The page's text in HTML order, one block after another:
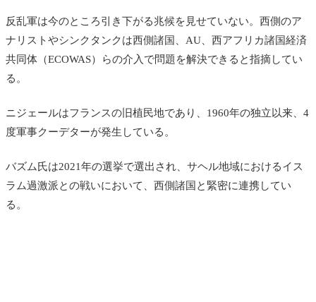
反乱軍は今のところ引き下がる兆候を見せていない。西側のア
ナリストやシンクタンクは西側諸国、AU、 西アフリカ諸国経済
共同体（ECOWAS）らの介入で問題を解決できると指摘してい
る。
ニジェールはフランスの旧植民地であり、1960年の独立以来、4
度軍事クーデターが発生している。
バズム氏は2021年の選挙で選出され、サヘル地域におけるイス
ラム過激派との戦いにおいて、西側諸国と緊密に連携してい
る。